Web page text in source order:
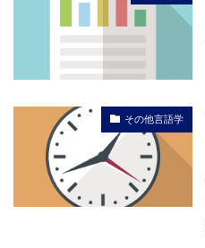
その他言語学